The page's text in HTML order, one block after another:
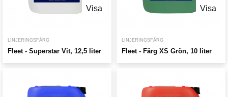
Visa
LINJERINGSFÄRG
Fleet - Superstar Vit, 12,5 liter
Visa
LINJERINGSFÄRG
Fleet - Färg XS Grön, 10 liter